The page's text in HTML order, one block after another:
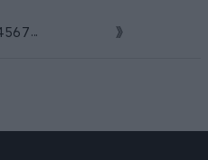
56 7 ...